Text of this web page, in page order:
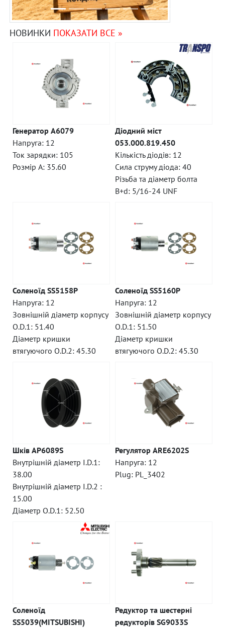
НОВИНКИ ПОКАЗАТИ ВСЕ »
Генератор A6079
Напруга: 12
Ток зарядки: 105
Розмір A: 35.60
Діодний міст
053.000.819.450
Кількість діодів: 12
Сила струму діода: 40
Різьба та діаметр болта
B+d: 5/16-24 UNF
Соленоїд SS5158P
Напруга: 12
Зовнішній діаметр корпусу
O.D.1: 51.40
Діаметр кришки
втягуючого O.D.2: 45.30
Соленоїд SS5160P
Напруга: 12
Зовнішній діаметр корпусу
O.D.1: 51.50
Діаметр кришки
втягуючого O.D.2: 45.30
Шків AP6089S
Внутрішній діаметр I.D.1:
38.00
Внутрішній діаметр I.D.2 :
15.00
Діаметр O.D.1: 52.50
Регулятор ARE6202S
Напруга: 12
Plug: PL_3402
Соленоїд
SS5039(MITSUBISHI)
Редуктор та шестерні
редукторів SG9033S